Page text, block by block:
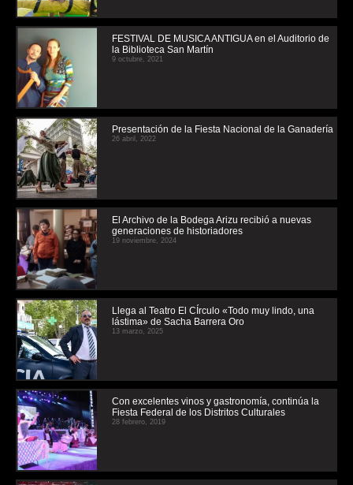
FESTIVAL DE MUSICA ANTIGUA en el Auditorio de
la Biblioteca San Martín
9 octubre, 2021
Presentación de la Fiesta Nacional de la Ganadería
26 abril, 2022
El Archivo de la Bodega Arizu recibió a nuevas
generaciones de historiadores
19 noviembre, 2024
Llega al Teatro El CÍrculo «Todo muy lindo, una
lástima» de Sacha Barrera Oro
13 marzo, 2025
Con excelentes vinos y gastronomía, continúa la
Fiesta Federal de los Distritos Culturales
28 febrero, 2019